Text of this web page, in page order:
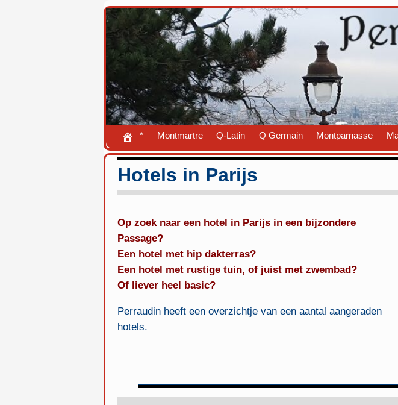
* Montmartre Q-Latin Q Germain Montparnasse
Hotels in Parijs
Op zoek naar een hotel in Parijs in een bijzondere
Passage?
Een hotel met hip dakterras?
Een hotel met rustige tuin, of juist met zwembad?
Of liever heel basic?
Perraudin heeft een overzichtje van een aantal aangeraden
hotels.